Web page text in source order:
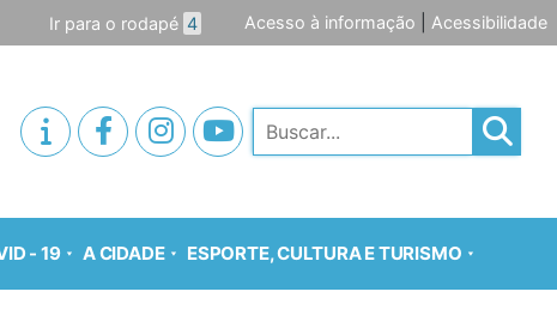
Ir para o rodapé 4 Acesso à informação Acessibilidade
Pesquisar
- 19 A CIDADE ESPORTE, CULTURA E TURISMO